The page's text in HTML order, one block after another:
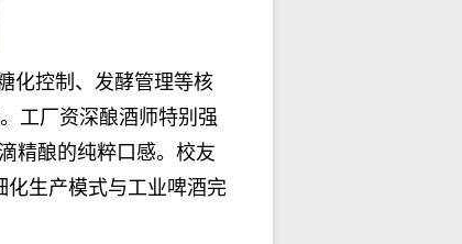
化控制 、 发酵管理等核
工厂资深酿酒师特别强
精酿的纯粹口感。校友
化生产模式与工业啤酒完